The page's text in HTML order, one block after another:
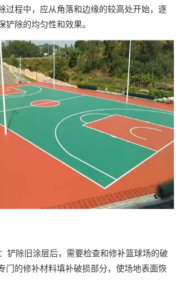
过程中，应从角落和边缘的较高处开始，逐
除的均匀性和效果。
除旧涂层后，需要检查和修补篮球场的破
门的修补材料填补破损部分，使场地表面恢